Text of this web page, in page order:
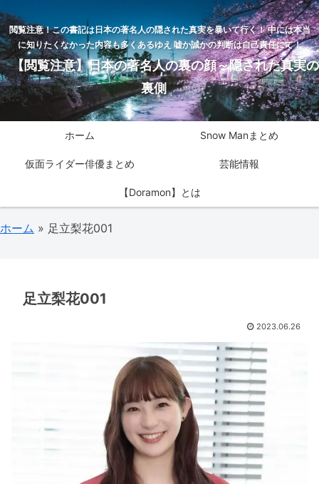
閲覧注意！この書記は日本の著名人の隠された真実を暴いて行く！ 中には本当
に知りたくなかった内容も多くあるゆえ 嘘か誠かの判断は自己責任にて！
【閲覧注意】日本の著名人の裏の顔～隠された真実の
裏側
ホーム Snow Manまとめ
仮面ライダー俳優まとめ 芸能情報
【Doramon】とは
ホーム » 足立梨花001
足立梨花001
2023.06.26